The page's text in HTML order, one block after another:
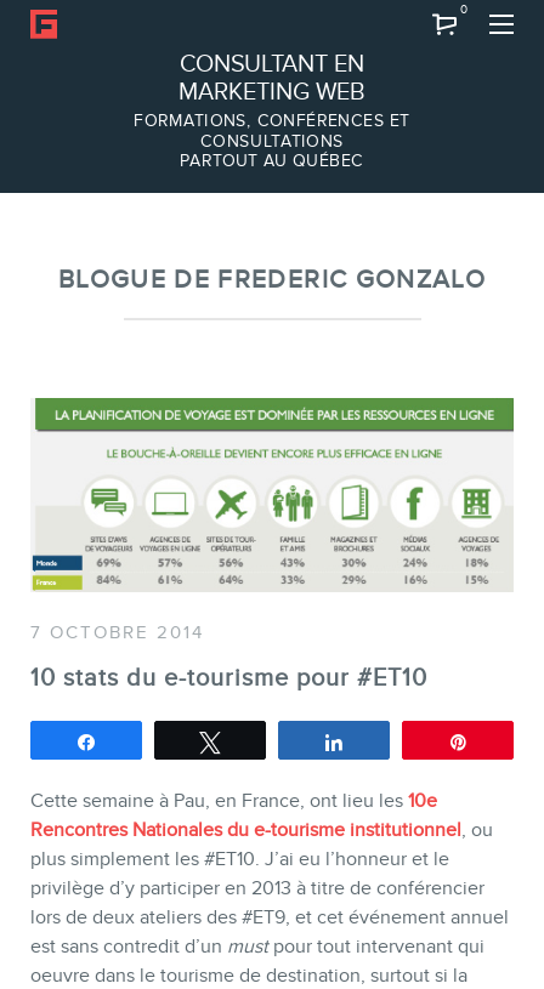
CONSULTANT EN
MARKETING WEB
FORMATIONS, CONFÉRENCES ET
CONSULTATIONS
PARTOUT AU QUÉBEC
0
À PROPOS
Équipe
SERVICES
Conférences
Formations marketing en ligne
Formations marketing de
groupe
Consultations
Audits web (SEO) et IA (GEO)
Ebooks
BLOGUE DE FREDERIC GONZALO
7 OCTOBRE 2014
10 stats du e-tourisme pour #ET10
Cette semaine à Pau, en France, ont lieu les 10e
Rencontres Nationales du e-tourisme institutionnel, ou
plus simplement les #ET10. J’ai eu l’honneur et le
privilège d’y participer en 2013 à titre de conférencier
lors de deux ateliers des #ET9, et cet événement annuel
est sans contredit d’un mustpour tout intervenant qui
oeuvre dans le tourisme de destination, surtout si la